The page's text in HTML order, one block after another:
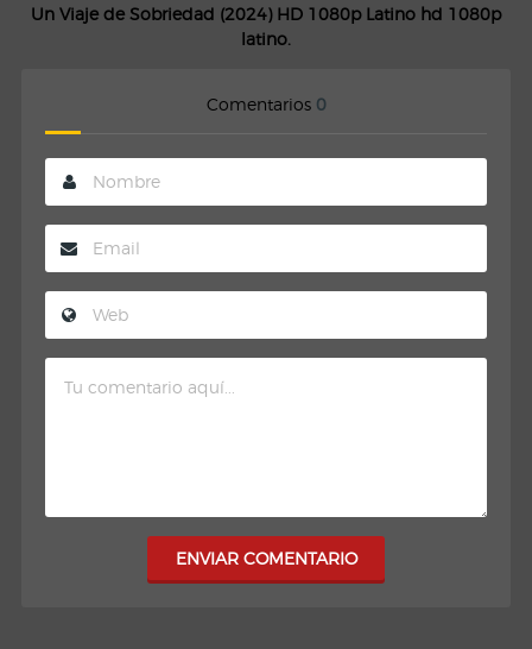
Un Viaje de Sobriedad (2024) HD 1080p Latino hd 1080p
latino.
Comentarios 0
ENVIAR COMENTARIO